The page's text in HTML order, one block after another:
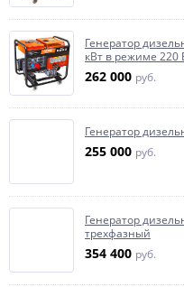
Генератор
кВт в режиме 220
262 000 руб.
Генератор
255 000 руб.
Генератор
трехфазный
354 400 руб.